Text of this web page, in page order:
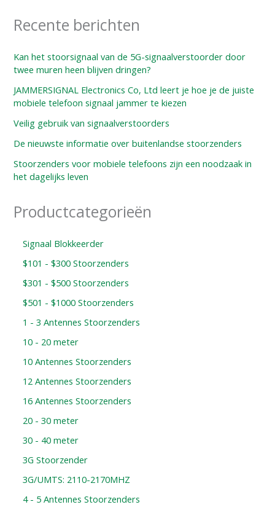
Recente berichten
Kan het stoorsignaal van de 5G-signaalverstoorder door
twee muren heen blijven dringen?
JAMMERSIGNAL Electronics Co, Ltd leert je hoe je de juiste
mobiele telefoon signaal jammer te kiezen
Veilig gebruik van signaalverstoorders
De nieuwste informatie over buitenlandse stoorzenders
Stoorzenders voor mobiele telefoons zijn een noodzaak in
het dagelijks leven
Productcategorieën
Signaal Blokkeerder
$101 - $300 Stoorzenders
$301 - $500 Stoorzenders
$501 - $1000 Stoorzenders
1 - 3 Antennes Stoorzenders
10 - 20 meter
10 Antennes Stoorzenders
12 Antennes Stoorzenders
16 Antennes Stoorzenders
20 - 30 meter
30 - 40 meter
3G Stoorzender
3G/UMTS: 2110-2170MHZ
4 - 5 Antennes Stoorzenders